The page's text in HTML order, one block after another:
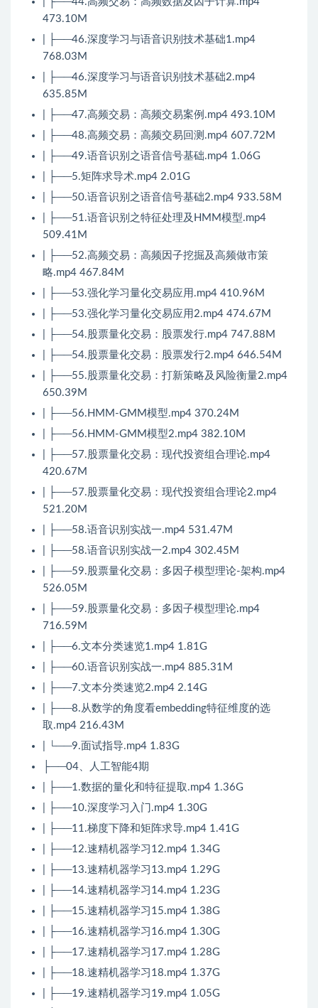
473.10M
| ├──46.深度学习与语音识别技术基础1.mp4
768.03M
| ├──46.深度学习与语音识别技术基础2.mp4
635.85M
| ├──47.高频交易：高频交易案例.mp4 493.10M
| ├──48.高频交易：高频交易回测.mp4 607.72M
| ├──49.语音识别之语音信号基础.mp4 1.06G
| ├──5.矩阵求导术.mp4 2.01G
| ├──50.语音识别之语音信号基础2.mp4 933.58M
| ├──51.语音识别之特征处理及HMM模型.mp4
509.41M
| ├──52.高频交易：高频因子挖掘及高频做市策
略.mp4 467.84M
| ├──53.强化学习量化交易应用.mp4 410.96M
| ├──53.强化学习量化交易应用2.mp4 474.67M
| ├──54.股票量化交易：股票发行.mp4 747.88M
| ├──54.股票量化交易：股票发行2.mp4 646.54M
| ├──55.股票量化交易：打新策略及风险衡量2.mp4
650.39M
| ├──56.HMM-GMM模型.mp4 370.24M
| ├──56.HMM-GMM模型2.mp4 382.10M
| ├──57.股票量化交易：现代投资组合理论.mp4
420.67M
| ├──57.股票量化交易：现代投资组合理论2.mp4
521.20M
| ├──58.语音识别实战一.mp4 531.47M
| ├──58.语音识别实战一2.mp4 302.45M
| ├──59.股票量化交易：多因子模型理论-架构.mp4
526.05M
| ├──59.股票量化交易：多因子模型理论.mp4
716.59M
| ├──6.文本分类速览1.mp4 1.81G
| ├──60.语音识别实战一.mp4 885.31M
| ├──7.文本分类速览2.mp4 2.14G
| ├──8.从数学的角度看embedding特征维度的选
取.mp4 216.43M
| └──9.面试指导.mp4 1.83G
├──04、人工智能4期
| ├──1.数据的量化和特征提取.mp4 1.36G
| ├──10.深度学习入门.mp4 1.30G
| ├──11.梯度下降和矩阵求导.mp4 1.41G
| ├──12.速精机器学习12.mp4 1.34G
| ├──13.速精机器学习13.mp4 1.29G
| ├──14.速精机器学习14.mp4 1.23G
| ├──15.速精机器学习15.mp4 1.38G
| ├──16.速精机器学习16.mp4 1.30G
| ├──17.速精机器学习17.mp4 1.28G
| ├──18.速精机器学习18.mp4 1.37G
| ├──19.速精机器学习19.mp4 1.05G